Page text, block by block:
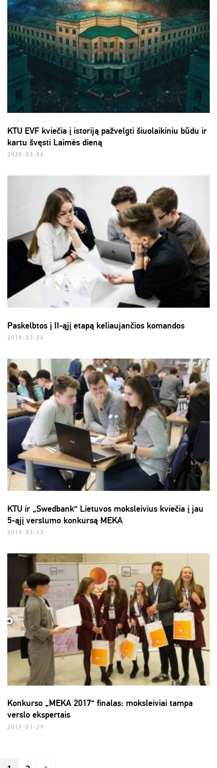
KTU EVF kviečia į istoriją pažvelgti šiuolaikiniu būdu ir
kartu švęsti Laimės dieną
2020-03-06
Paskelbtos į II-ąjį etapą keliaujančios komandos
2019-03-26
KTU ir „Swedbank“ Lietuvos moksleivius kviečia į jau
5-ąjį verslumo konkursą MEKA
2019-03-13
Konkurso „MEKA 2017“ finalas: moksleiviai tampa
verslo ekspertais
2019-01-29